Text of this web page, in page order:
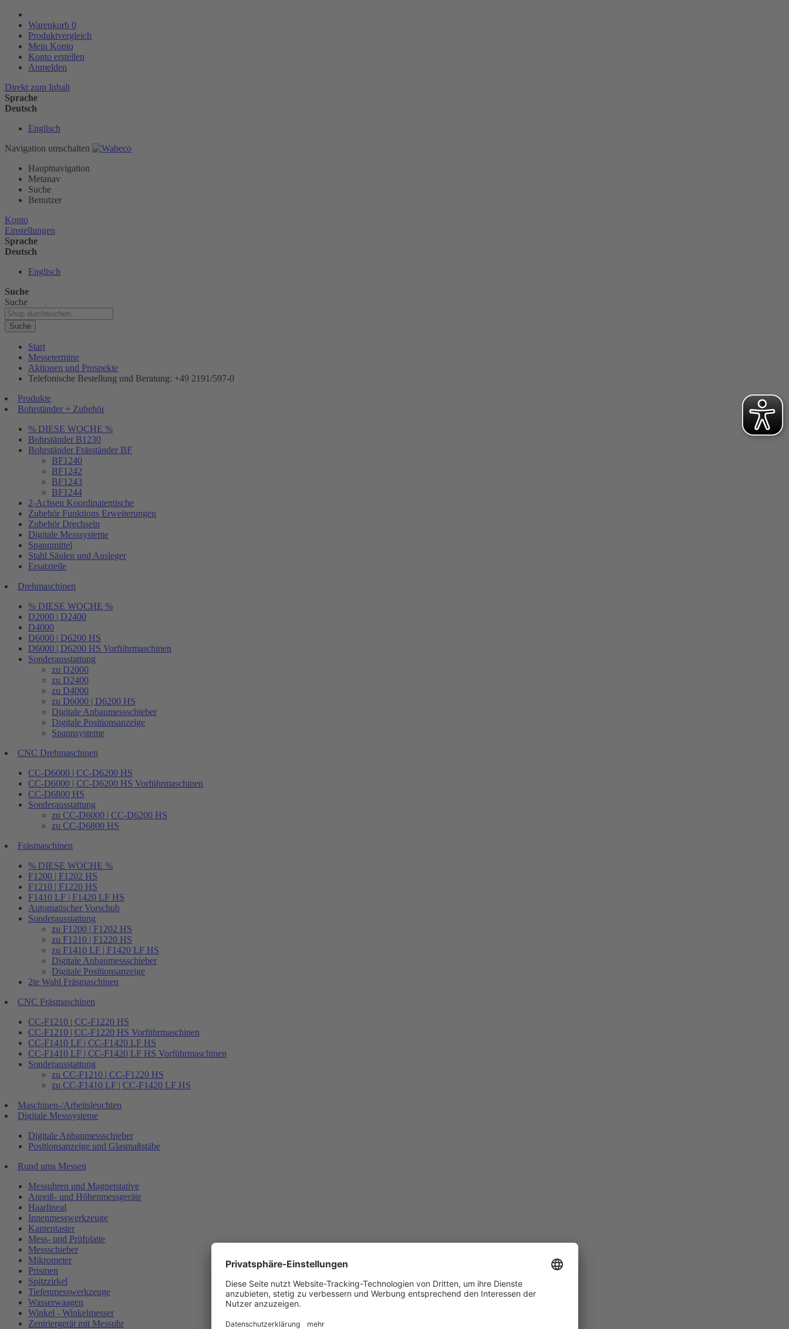
Warenkorb 0
Produktvergleich
Mein Konto
Konto erstellen
Anmelden
Direkt zum Inhalt
Sprache
Deutsch
Englisch
Navigation umschalten
Hauptnavigation
Metanav
Suche
Benutzer
Konto
Einstellungen
Sprache
Deutsch
Englisch
Suche
Suche
Suche
Start
Messetermine
Aktionen und Prospekte
Telefonische Bestellung und Beratung: +49 2191/597-0
Produkte
Bohrständer + Zubehör
% DIESE WOCHE %
Bohrständer B1230
Bohrständer Fräsständer BF
BF1240
BF1242
BF1243
BF1244
2-Achsen Koordinatentische
Zubehör Funktions Erweiterungen
Zubehör Drechseln
Digitale Messsysteme
Spannmittel
Stahl Säulen und Ausleger
Ersatzteile
Drehmaschinen
% DIESE WOCHE %
D2000 | D2400
D4000
D6000 | D6200 HS
D6000 | D6200 HS Vorführmaschinen
Sonderausstattung
zu D2000
zu D2400
zu D4000
zu D6000 | D6200 HS
Digitale Anbaumessschieber
Digitale Positionsanzeige
Spannsysteme
CNC Drehmaschinen
CC-D6000 | CC-D6200 HS
CC-D6000 | CC-D6200 HS Vorführmaschinen
CC-D6800 HS
Sonderausstattung
zu CC-D6000 | CC-D6200 HS
zu CC-D6800 HS
Fräsmaschinen
% DIESE WOCHE %
F1200 | F1202 HS
F1210 | F1220 HS
F1410 LF | F1420 LF HS
Automatischer Vorschub
Sonderausstattung
zu F1200 | F1202 HS
zu F1210 | F1220 HS
zu F1410 LF | F1420 LF HS
Digitale Anbaumessschieber
Digitale Positionsanzeige
2te Wahl Fräsmaschinen
CNC Fräsmaschinen
CC-F1210 | CC-F1220 HS
CC-F1210 | CC-F1220 HS Vorführmaschinen
CC-F1410 LF | CC-F1420 LF HS
CC-F1410 LF | CC-F1420 LF HS Vorführmaschinen
Sonderausstattung
zu CC-F1210 | CC-F1220 HS
zu CC-F1410 LF | CC-F1420 LF HS
Maschinen-/Arbeitsleuchten
Digitale Messsysteme
Digitale Anbaumessschieber
Positionsanzeige und Glasmaßstäbe
Rund ums Messen
Messuhren und Magnetstative
Anreiß- und Höhenmessgeräte
Haarlineal
Innenmesswerkzeuge
Kantentaster
Mess- und Prüfplatte
Messschieber
Mikrometer
Prismen
Spitzzirkel
Tiefenmesswerkzeuge
Wasserwaagen
Winkel - Winkelmesser
Zentriergerät mit Messuhr